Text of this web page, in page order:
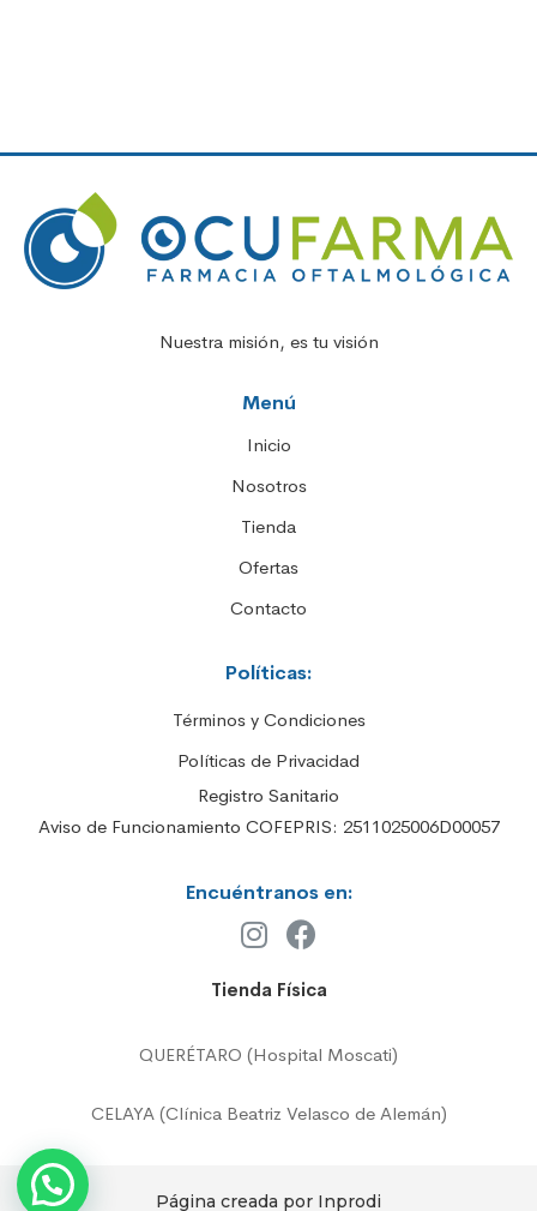
Nuestra misión, es tu visión
Menú
Inicio
Nosotros
Tienda
Ofertas
Contacto
Políticas:
Términos y Condiciones
Políticas de Privacidad
Registro Sanitario
Aviso de Funcionamiento COFEPRIS: 2511025006D00057
Encuéntranos en:
Tienda Física
QUERÉTARO (Hospital Moscati)
CELAYA (Clínica Beatriz Velasco de Alemán)
Página creada por Inprodi